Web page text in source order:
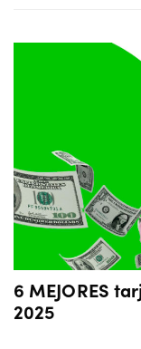
6 MEJORES
2025